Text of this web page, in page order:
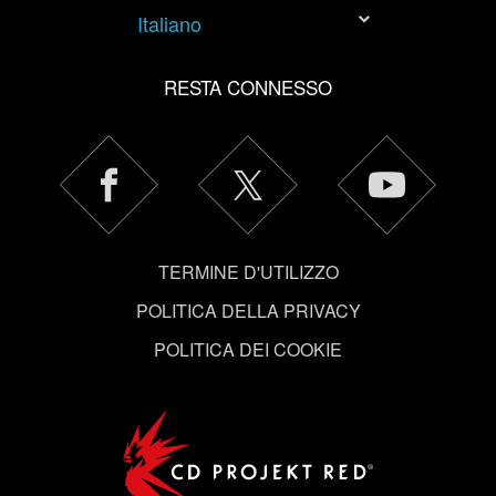
nostri cookie con i nostri partner. Tuttavia, questi
impostare le tue preferenze sono disponibili nel menu
"Impostazioni" qui sotto.
Italiano
RESTA CONNESSO
TERMINE D'UTILIZZO
POLITICA DELLA PRIVACY
POLITICA DEI COOKIE